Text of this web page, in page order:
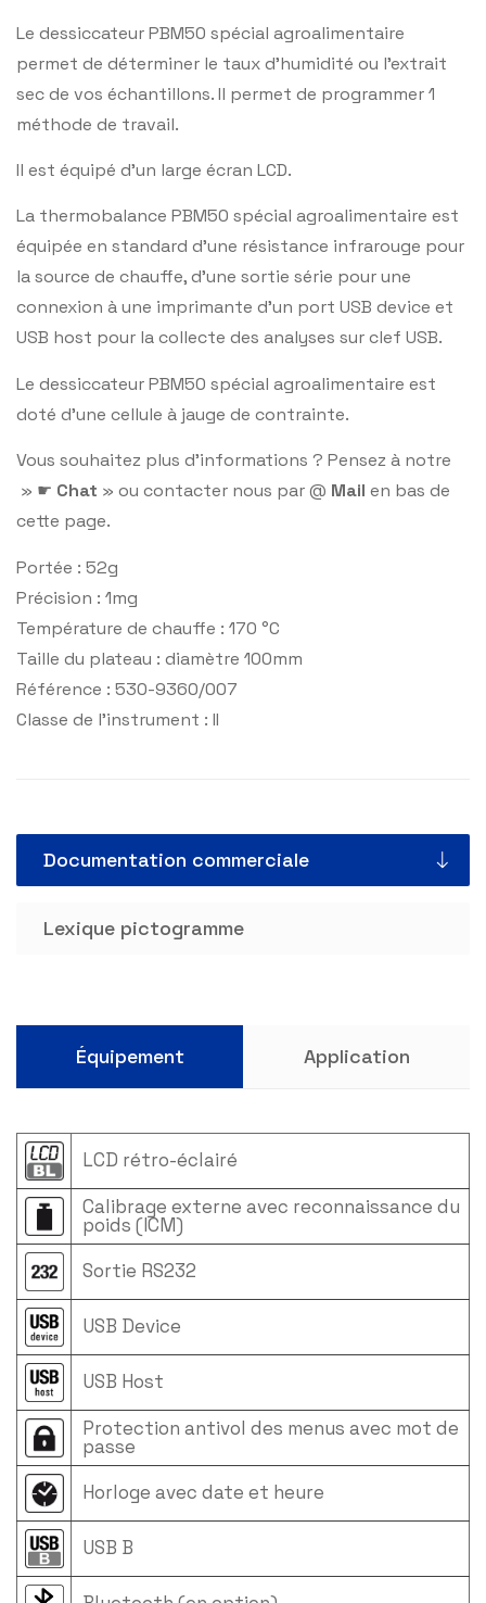
Le dessiccateur PBM50 spécial agroalimentaire
permet de déterminer le taux d’humidité ou l’extrait
sec de vos échantillons. Il permet de programmer 1
méthode de travail.
Il est équipé d’un large écran LCD.
La thermobalance PBM50 spécial agroalimentaire est
équipée en standard d’une résistance infrarouge pour
la source de chauffe, d’une sortie série pour une
connexion à une imprimante d’un port USB device et
USB host pour la collecte des analyses sur clef USB.
Le dessiccateur PBM50 spécial agroalimentaire est
doté d’une cellule à jauge de contrainte.
Vous souhaitez plus d’informations ? Pensez à notre
» ☛ Chat » ou contacter nous par @ Mail en bas de
cette page.
Portée : 52g
Précision : 1mg
Température de chauffe : 170 °C
Taille du plateau : diamètre 100mm
Référence : 530-9360/007
Classe de l’instrument : II
Documentation commerciale
Lexique pictogramme
Équipement Application
LCD rétro-éclairé
Calibrage externe avec reconnaissance du
poids (ICM)
Sortie RS232
USB Device
USB Host
Protection antivol des menus avec mot de
passe
Horloge avec date et heure
USB B